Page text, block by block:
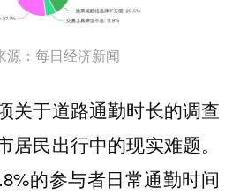
源：每日经济新闻
关于道路通勤时长的调查
居民出行中的现实难题。
的参与者日常通勤时间